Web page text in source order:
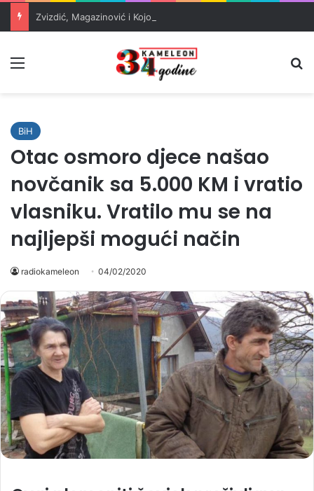
BiH
Otac osmoro djece našao
novčanik sa 5.000 KM i vratio
vlasniku. Vratilo mu se na
najljepši mogući način
radiokameleon 04/02/2020